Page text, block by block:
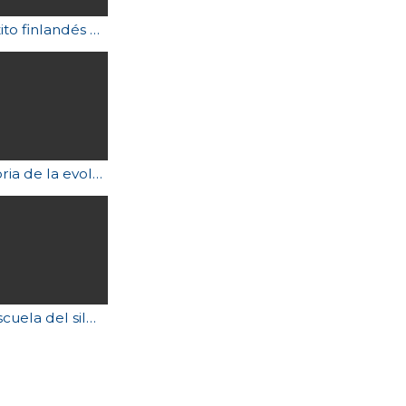
El éxito finlandés en la educación
Historia de la evolución en la Tierra en 60 segundos
La escuela del silencio